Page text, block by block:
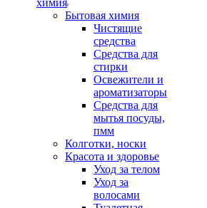
химия
Бытовая химия
Чистящие
средства
Средства для
стирки
Освежители и
ароматизаторы
Средства для
мытья посуды,
пмм
Колготки, носки
Красота и здоровье
Уход за телом
Уход за
волосами